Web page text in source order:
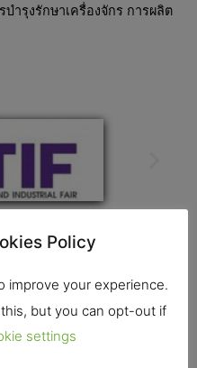
ำรุงรักษาเครื่องจักร การผลิต
gold near Darpan vatika
,Vadodara 390023 -India
Policy
improve your experience.
but you can opt-out if
settings